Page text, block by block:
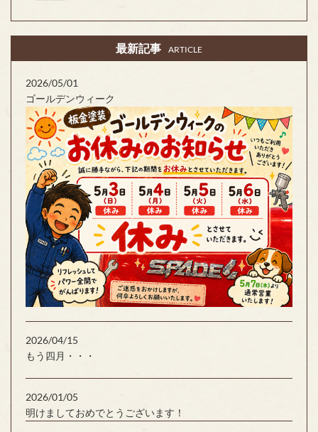
最新記事 ARTICLE
2026/05/01
ゴールデンウィーク
2026/04/15
もう四月・・・
2026/01/05
明けましておめでとうございます！